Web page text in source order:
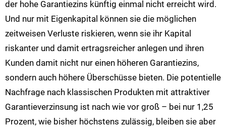
der hohe Garantiezins künftig einmal nicht erreicht wird.
Und nur mit Eigenkapital können sie die möglichen
zeitweisen Verluste riskieren, wenn sie ihr Kapital
riskanter und damit ertragsreicher anlegen und ihren
Kunden damit nicht nur einen höheren Garantiezins,
sondern auch höhere Überschüsse bieten. Die potentielle
Nachfrage nach klassischen Produkten mit attraktiver
Garantieverzinsung ist nach wie vor groß – bei nur 1,25
Prozent, wie bisher höchstens zulässig, bleiben sie aber